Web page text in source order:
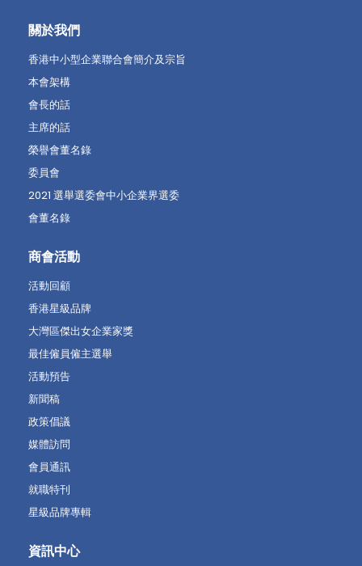
關於我們
香港中小型企業聯合會簡介及宗旨
本會架構
會長的話
主席的話
榮譽會董名錄
委員會
2021 選舉選委會中小企業界選委
會董名錄
商會活動
活動回顧
香港星級品牌
大灣區傑出女企業家獎
最佳僱員僱主選舉
活動預告
新聞稿
政策倡議
媒體訪問
會員通訊
就職特刊
星級品牌專輯
資訊中心